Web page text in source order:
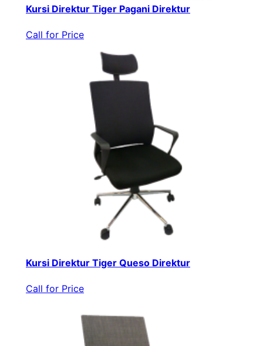
Kursi Direktur Tiger Pagani Direktur
Call for Price
Kursi Direktur Tiger Queso Direktur
Call for Price